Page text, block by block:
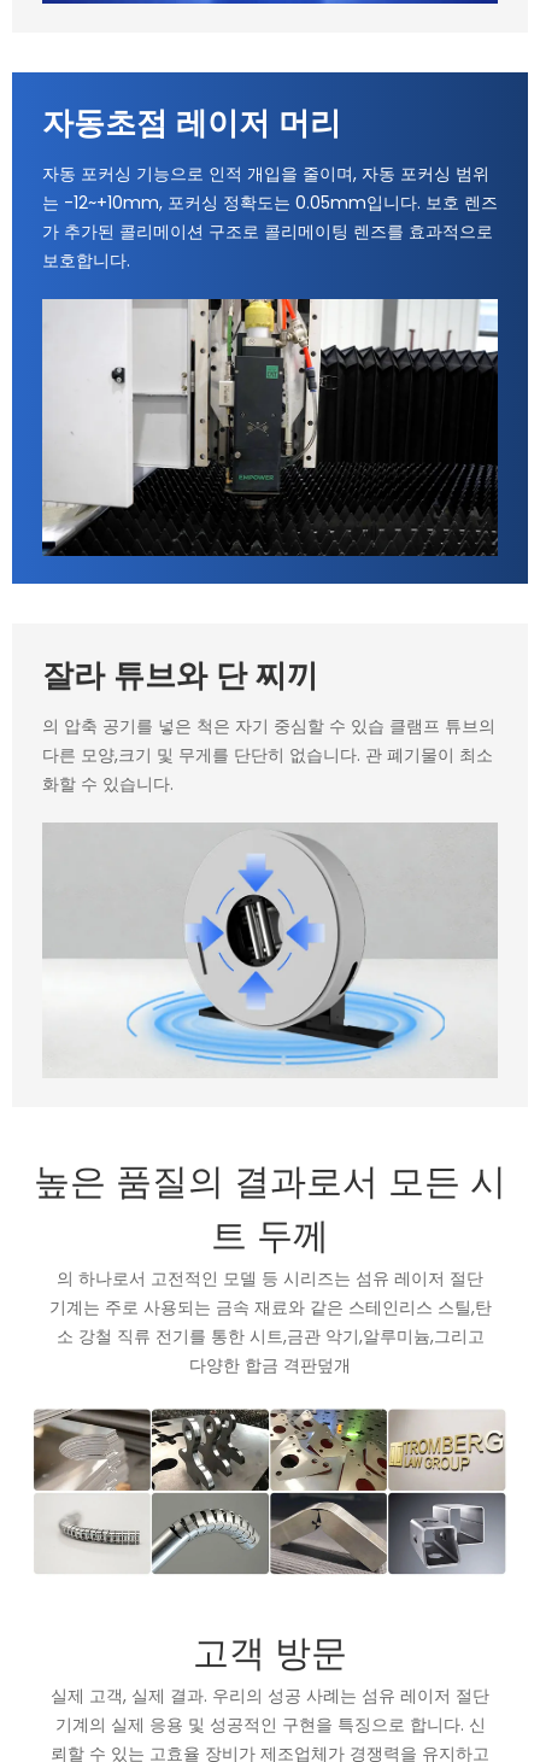
자동초점 레이저 머리
자동 포커싱 기능으로 인적 개입을 줄이며, 자동 포커싱 범위
는 -12~+10mm, 포커싱 정확도는 0.05mm입니다. 보호 렌즈
가 추가된 콜리메이션 구조로 콜리메이팅 렌즈를 효과적으로
보호합니다.
잘라 튜브와 단 찌끼
의 압축 공기를 넣은 척은 자기 중심할 수 있습 클램프 튜브의
다른 모양,크기 및 무게를 단단히 없습니다. 관 폐기물이 최소
화할 수 있습니다.
높은 품질의 결과로서 모든 시
트 두께
의 하나로서 고전적인 모델 등 시리즈는 섬유 레이저 절단
기계는 주로 사용되는 금속 재료와 같은 스테인리스 스틸,탄
소 강철 직류 전기를 통한 시트,금관 악기,알루미늄,그리고
다양한 합금 격판덮개
고객 방문
실제 고객, 실제 결과. 우리의 성공 사례는 섬유 레이저 절단
기계의 실제 응용 및 성공적인 구현을 특징으로 합니다. 신
뢰할 수 있는 고효율 장비가 제조업체가 경쟁력을 유지하고